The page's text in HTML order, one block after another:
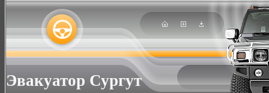
Эвакуатор Сургут